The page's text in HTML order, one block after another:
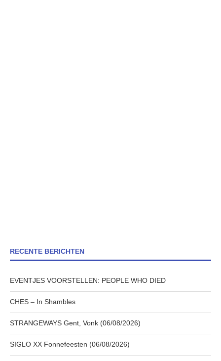
RECENTE BERICHTEN
EVENTJES VOORSTELLEN: PEOPLE WHO DIED
CHES – In Shambles
STRANGEWAYS Gent, Vonk (06/08/2026)
SIGLO XX Fonnefeesten (06/08/2026)